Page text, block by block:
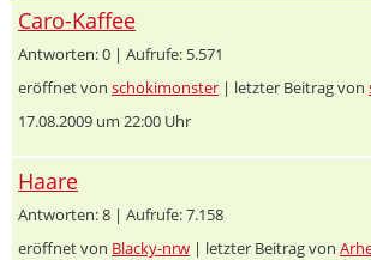
Caro-Kaffee
Antworten: 0 | Aufrufe: 5.571
eröffnet von schokimonster | letzter Beitrag von
17.08.2009 um 22:00 Uhr
Haare
Antworten: 8 | Aufrufe: 7.158
eröffnet von Blacky-nrw | letzter Beitrag von